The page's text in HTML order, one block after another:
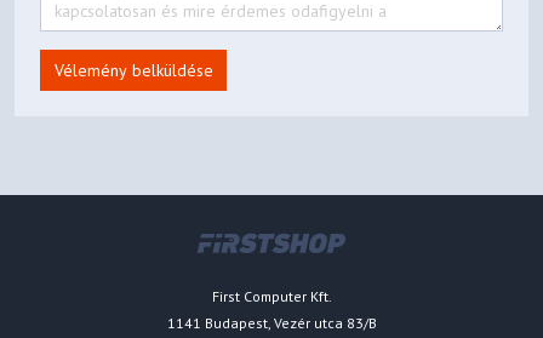
Vélemény belküldése
First Computer Kft.
1141 Budapest, Vezér utca 83/B